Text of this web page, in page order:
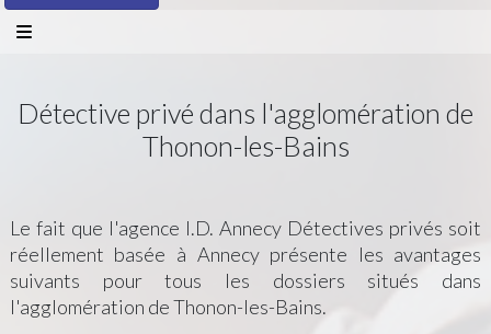
Détective privé dans l'agglomération de
Thonon-les-Bains
Le fait que l'agence I.D. Annecy Détectives privés soit
réellement basée à Annecy présente les avantages
suivants pour tous les dossiers situés dans
l'agglomération de Thonon-les-Bains.